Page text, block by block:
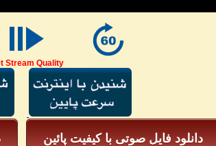
Stream Quality
دانلود فایل صوتی با کیفیت پائین